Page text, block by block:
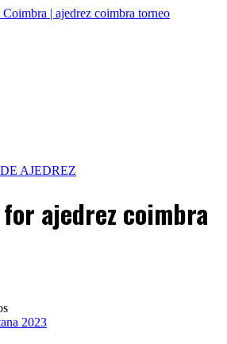
for ajedrez coimbra
en
Torneo